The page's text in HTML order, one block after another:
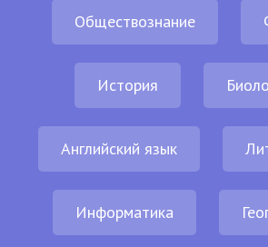
Обществознание
История
Английский язык
Информатика